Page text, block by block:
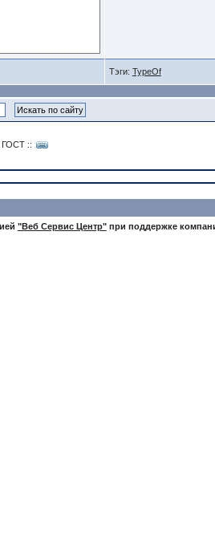
Тэги: TypeOf
ГОСТ::
"Веб Сервис Центр"при поддержке